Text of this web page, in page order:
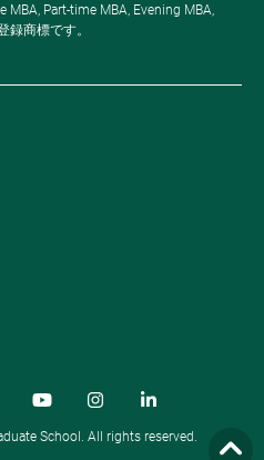
MBA, Part-time MBA, Evening MBA,
録商標です。
School. All rights reserved.